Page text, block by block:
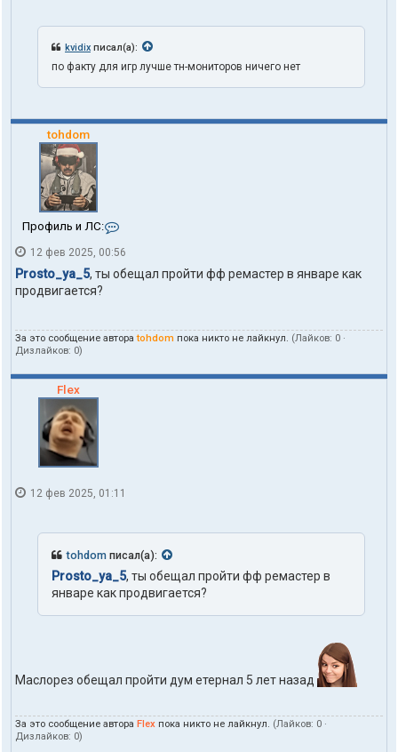
kvidix писал(а):
по факту для игр лучше тн-мониторов ничего нет
tohdom
Профиль и ЛС:
н
т
а
п
ь
я
d
o
m
12 фев 2025, 00:56
Prosto_ya_5, ты обещал пройти фф ремастер в январе как
продвигается?
За это сообщение автораtohdom пока никто не лайкнул. (Лайков: 0 ·
Дизлайков: 0)
Flex
12 фев 2025, 01:11
tohdom писал(а):
Prosto_ya_5, ты обещал пройти фф ремастер в
январе как продвигается?
Маслорез обещал пройти дум етернал 5 лет назад
За это сообщение автора Flex пока никто не лайкнул. (Лайков: 0 ·
Дизлайков: 0)